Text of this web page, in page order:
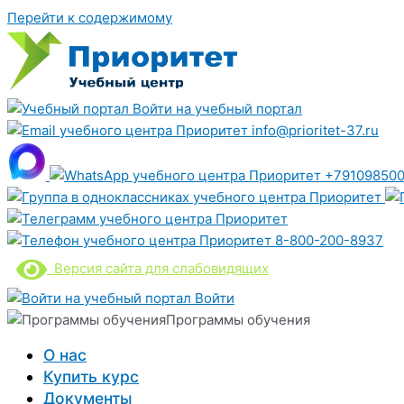
Перейти к содержимому
Войти на учебный портал
info@prioritet-37.ru
8-800-200-8937
Версия сайта для слабовидящих
Войти
Программы обучения
О нас
Купить курс
Документы